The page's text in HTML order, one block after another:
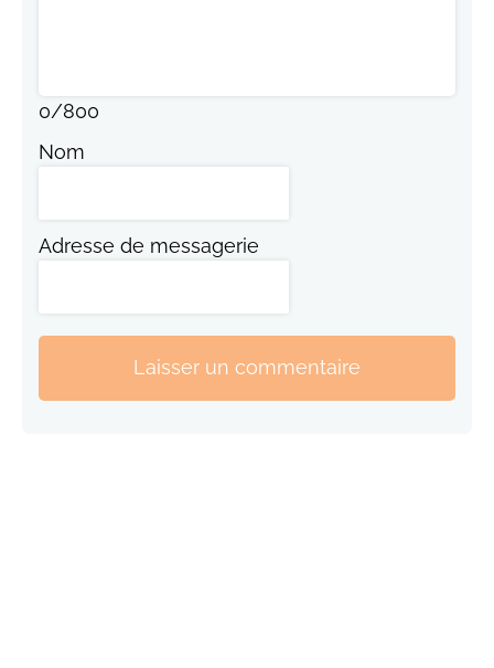
0/800
Nom
Adresse de messagerie
Laisser un commentaire